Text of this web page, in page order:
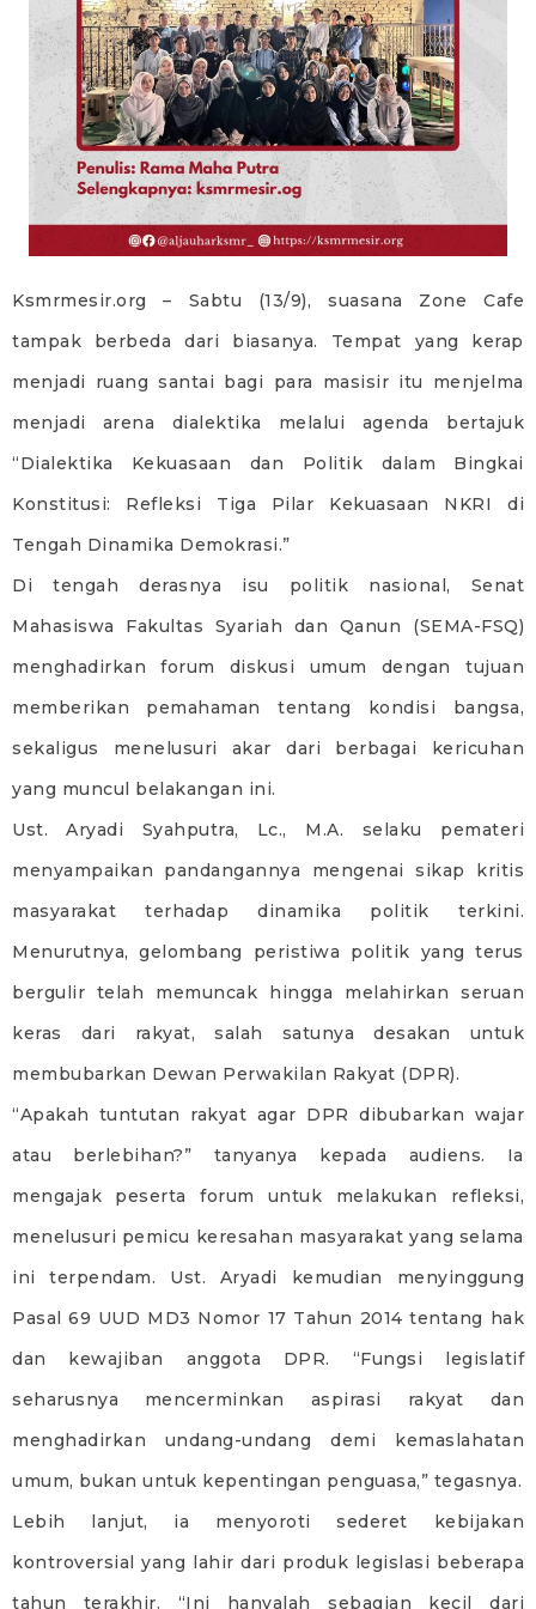
Ksmrmesir.org – Sabtu (13/9), suasana Zone Cafe
tampak berbeda dari biasanya. Tempat yang kerap
menjadi ruang santai bagi para masisir itu menjelma
menjadi arena dialektika melalui agenda bertajuk
“Dialektika Kekuasaan dan Politik dalam Bingkai
Konstitusi: Refleksi Tiga Pilar Kekuasaan NKRI di
Tengah Dinamika Demokrasi.”
Di tengah derasnya isu politik nasional, Senat
Mahasiswa Fakultas Syariah dan Qanun (SEMA-FSQ)
menghadirkan forum diskusi umum dengan tujuan
memberikan pemahaman tentang kondisi bangsa,
sekaligus menelusuri akar dari berbagai kericuhan
yang muncul belakangan ini.
Ust. Aryadi Syahputra, Lc., M.A. selaku pemateri
menyampaikan pandangannya mengenai sikap kritis
masyarakat terhadap dinamika politik terkini.
Menurutnya, gelombang peristiwa politik yang terus
bergulir telah memuncak hingga melahirkan seruan
keras dari rakyat, salah satunya desakan untuk
membubarkan Dewan Perwakilan Rakyat (DPR).
“Apakah tuntutan rakyat agar DPR dibubarkan wajar
atau berlebihan?” tanyanya kepada audiens. Ia
mengajak peserta forum untuk melakukan refleksi,
menelusuri pemicu keresahan masyarakat yang selama
ini terpendam. Ust. Aryadi kemudian menyinggung
Pasal 69 UUD MD3 Nomor 17 Tahun 2014 tentang hak
dan kewajiban anggota DPR. “Fungsi legislatif
seharusnya mencerminkan aspirasi rakyat dan
menghadirkan undang-undang demi kemaslahatan
umum, bukan untuk kepentingan penguasa,” tegasnya.
Lebih lanjut, ia menyoroti sederet kebijakan
kontroversial yang lahir dari produk legislasi beberapa
tahun terakhir. “Ini hanyalah sebagian kecil dari